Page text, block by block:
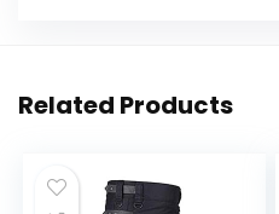
Related Products